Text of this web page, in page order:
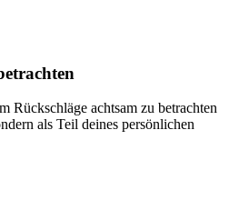
Rückschläge achtsam zu betrachten
als Teil deines persönlichen